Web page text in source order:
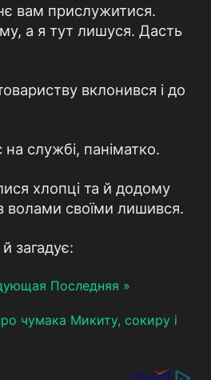
вам прислужитися.
а я тут лишуся. Дасть
вклонився і до
службі, паніматко.
хлопці та й додому
волами своїми лишився.
загадує:
Последняя »
чумака Микиту, сокиру і